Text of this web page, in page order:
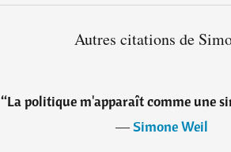
Autres citations de
“La politique m'apparaît comme une
―Simone Weil